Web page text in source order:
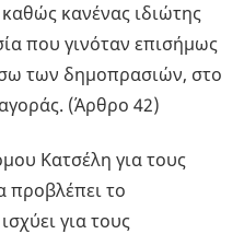
κανένας ιδιώτης
που γινόταν επισήμως
των δημοπρασιών, στο
(Άρθρο 42)
Κατσέλη για τους
προβλέπει το
για τους